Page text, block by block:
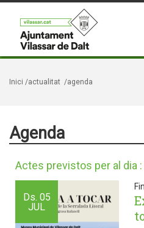
Inici /actualitat /agenda
Agenda
Actes previstos per al dia
Ds. 05
JUL